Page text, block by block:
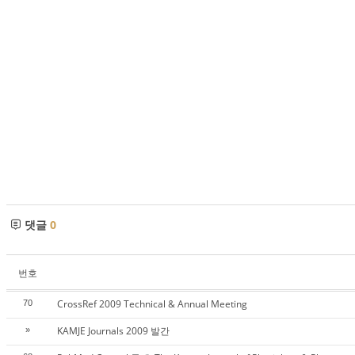
댓글 0
번호
70 CrossRef 2009 Technical & Annual Meeting
» KAMJE Journals 2009 발간